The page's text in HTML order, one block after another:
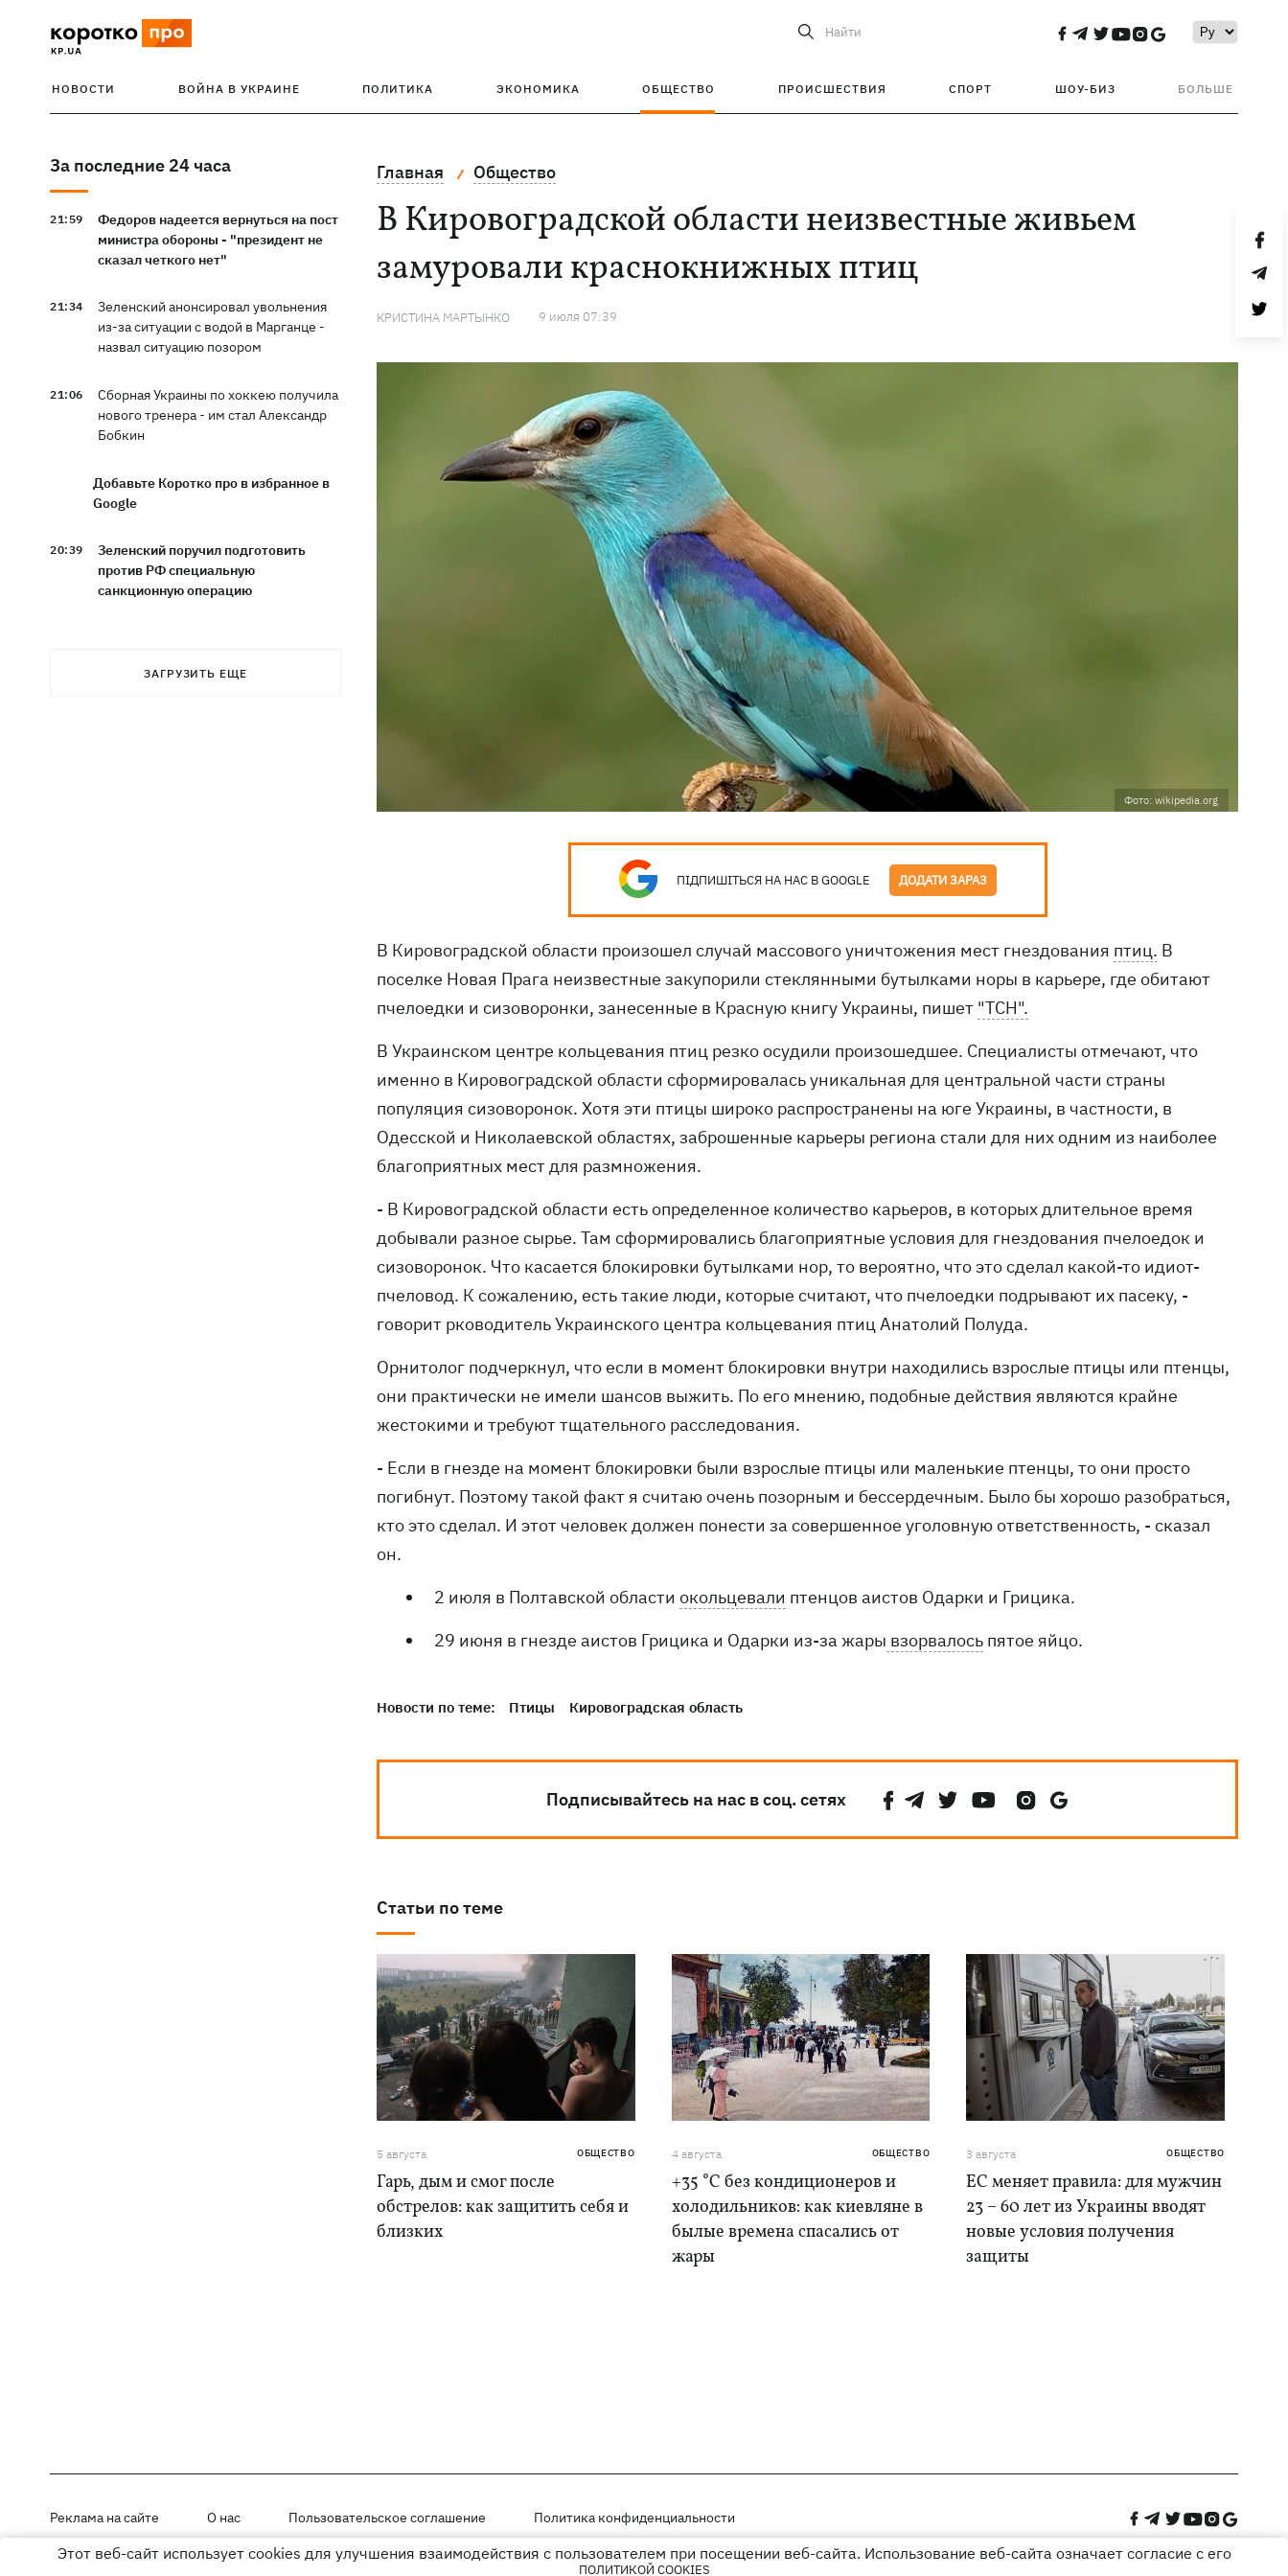
Найти
НОВОСТИ ВОЙНА В УКРАИНЕ ПОЛИТИКА ЭКОНОМИКА ОБЩЕСТВО ПРОИСШЕСТВИЯ СПОРТ ШОУ-БИЗ БОЛЬШЕ
За последние 24 часа
21:59
Федоров надеется вернуться на пост
министра обороны - "президент не
сказал четкого нет"
21:34
Зеленский анонсировал увольнения
из-за ситуации с водой в Марганце -
назвал ситуацию позором
21:06
Сборная Украины по хоккею получила
нового тренера - им стал Александр
Бобкин
Добавьте Коротко про в избранное в
Google
20:39
Зеленский поручил подготовить
против РФ специальную
санкционную операцию
ЗАГРУЗИТЬ ЕЩЕ
Главная Общество
В Кировоградской области неизвестные живьем
замуровали краснокнижных птиц
КРИСТИНА МАРТЫНКО 9 июля 07:39
Фото: wikipedia.org
ПІДПИШІТЬСЯ НА НАС В GOOGLE ДОДАТИ ЗАРАЗ
В Кировоградской области произошел случай массового уничтожения мест гнездования птиц. В
поселке Новая Прага неизвестные закупорили стеклянными бутылками норы в карьере, где обитают
пчелоедки и сизоворонки, занесенные в Красную книгу Украины, пишет "ТСН".
В Украинском центре кольцевания птиц резко осудили произошедшее. Специалисты отмечают, что
именно в Кировоградской области сформировалась уникальная для центральной части страны
популяция сизоворонок. Хотя эти птицы широко распространены на юге Украины, в частности, в
Одесской и Николаевской областях, заброшенные карьеры региона стали для них одним из наиболее
благоприятных мест для размножения.
- В Кировоградской области есть определенное количество карьеров, в которых длительное время
добывали разное сырье. Там сформировались благоприятные условия для гнездования пчелоедок и
сизоворонок. Что касается блокировки бутылками нор, то вероятно, что это сделал какой-то идиот-
пчеловод. К сожалению, есть такие люди, которые считают, что пчелоедки подрывают их пасеку, -
говорит рководитель Украинского центра кольцевания птиц Анатолий Полуда.
Орнитолог подчеркнул, что если в момент блокировки внутри находились взрослые птицы или птенцы,
они практически не имели шансов выжить. По его мнению, подобные действия являются крайне
жестокими и требуют тщательного расследования.
- Если в гнезде на момент блокировки были взрослые птицы или маленькие птенцы, то они просто
погибнут. Поэтому такой факт я считаю очень позорным и бессердечным. Было бы хорошо разобраться,
кто это сделал. И этот человек должен понести за совершенное уголовную ответственность, - сказал
он.
2 июля в Полтавской области окольцевали птенцов аистов Одарки и Грицика.
29 июня в гнезде аистов Грицика и Одарки из-за жары взорвалось пятое яйцо.
Новости по теме: Птицы Кировоградская область
Подписывайтесь на нас в соц. сетях
Статьи по теме
5 августа ОБЩЕСТВО
Гарь, дым и смог после
обстрелов: как защитить себя и
близких
4 августа ОБЩЕСТВО
+35 °C без кондиционеров и
холодильников: как киевляне в
былые времена спасались от
жары
3 августа ОБЩЕСТВО
ЕС меняет правила: для мужчин
23 – 60 лет из Украины вводят
новые условия получения
защиты
Реклама на сайте О нас Пользовательское соглашение Политика конфиденциальности
Материалы под рубриками «Новости компании», «PR» и «Факт» размещены на правах рекламы
Этот веб-сайт использует cookies для улучшения взаимодействия с пользователем при посещении веб-сайта. Использование веб-сайта означает согласие с его
ПОЛИТИКОЙ COOKIES